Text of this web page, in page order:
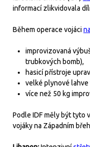
informací zlikvidovala
Během operace vojáci
improvizovaná
trubkových bomb),
hasicí přístroje
velké plynové
více než 50 kg
Podle IDF měly být tyto
vojáky na Západním